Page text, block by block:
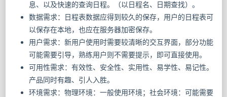
息、以及快速的查询日程。（以日程名、日期查找）。
数据需求：日程表数据应得到较久的保存，用户的日程表可
以保存在本地，也应在服务器加密保存。
用户需求：新用户使用时需要较清晰的交互界面，部分功能
可能需要引导，熟练用户则不需要提示，即可直接使用。
可用性需求：有效性、安全性、实用性、易学性、易记性。
产品同时有趣、引人入胜。
环境需求：物理环境：一般使用环境；社会环境：可能需要